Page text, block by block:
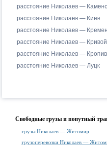
расстояние Николаев —
расстояние Николаев — Киев
расстояние Николаев —
расстояние Николаев — Кривой
расстояние Николаев —
расстояние Николаев — Луцк
Свободные грузы и попутный
грузы Николаев — Житомир
грузоперевозки Николаев —